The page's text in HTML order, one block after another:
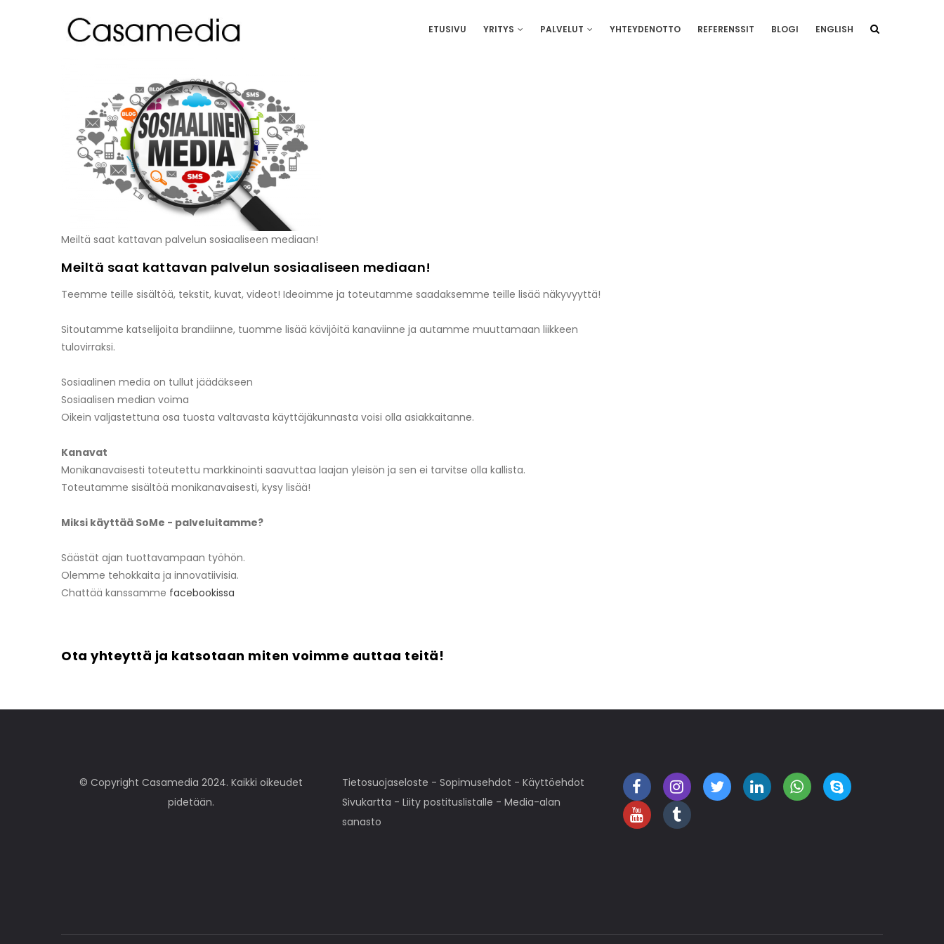
ETUSIVU YRITYS PALVELUT YHTEYDENOTTO REFERENSSIT BLOGI ENGLISH
Meiltä saat kattavan palvelun sosiaaliseen mediaan!
Meiltä saat kattavan palvelun sosiaaliseen mediaan!
Teemme teille sisältöä, tekstit, kuvat, videot! Ideoimme ja toteutamme saadaksemme teille lisää näkyvyyttä!
Sitoutamme katselijoita brandiinne, tuomme lisää kävijöitä kanaviinne ja autamme muuttamaan liikkeen
tulovirraksi.
Sosiaalinen media on tullut jäädäkseen
Sosiaalisen median voima
Oikein valjastettuna osa tuosta valtavasta käyttäjäkunnasta voisi olla asiakkaitanne.
Kanavat
Monikanavaisesti toteutettu markkinointi saavuttaa laajan yleisön ja sen ei tarvitse olla kallista.
Toteutamme sisältöä monikanavaisesti, kysy lisää!
Miksi käyttää SoMe - palveluitamme?
Säästät ajan tuottavampaan työhön.
Olemme tehokkaita ja innovatiivisia.
Chattää kanssamme facebookissa
Ota yhteyttä ja katsotaan miten voimme auttaa teitä!
© Copyright Casamedia 2024. Kaikki oikeudet
pidetään.
Tietosuojaseloste - Sopimusehdot - Käyttöehdot
Sivukartta - Liity postituslistalle - Media-alan
sanasto